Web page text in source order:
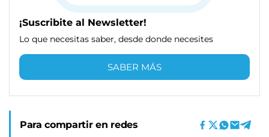
¡Suscribite al Newsletter!
Lo que necesitas saber, desde donde necesites
SABER MÁS
Para compartir en redes